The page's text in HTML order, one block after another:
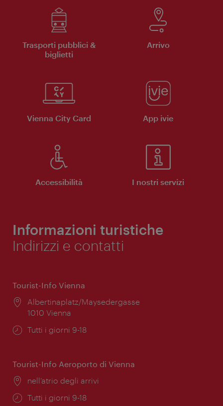
Trasporti pubblici &
biglietti
Arrivo
Vienna City Card App ivie
Accessibilità I nostri servizi
Informazioni turistiche
Indirizzi e contatti
Tourist-Info Vienna
Posizione:
Albertinaplatz/Maysedergasse
1010 Vienna
Orari
Tutti i giorni 9-18
Tourist-Info Aeroporto di Vienna
Posizione:
nell’atrio degli arrivi
Orari
Tutti i giorni 9-18